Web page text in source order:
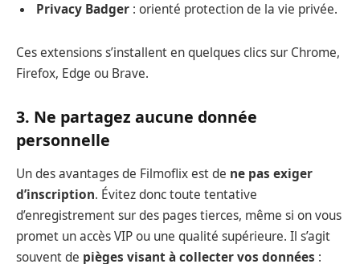
Privacy Badger : orienté protection de la vie privée.
Ces extensions s’installent en quelques clics sur Chrome,
Firefox, Edge ou Brave.
3. Ne partagez aucune donnée
personnelle
Un des avantages de Filmoflix est de ne pas exiger
d’inscription. Évitez donc toute tentative
d’enregistrement sur des pages tierces, même si on vous
promet un accès VIP ou une qualité supérieure. Il s’agit
souvent de pièges visant à collecter vos données :